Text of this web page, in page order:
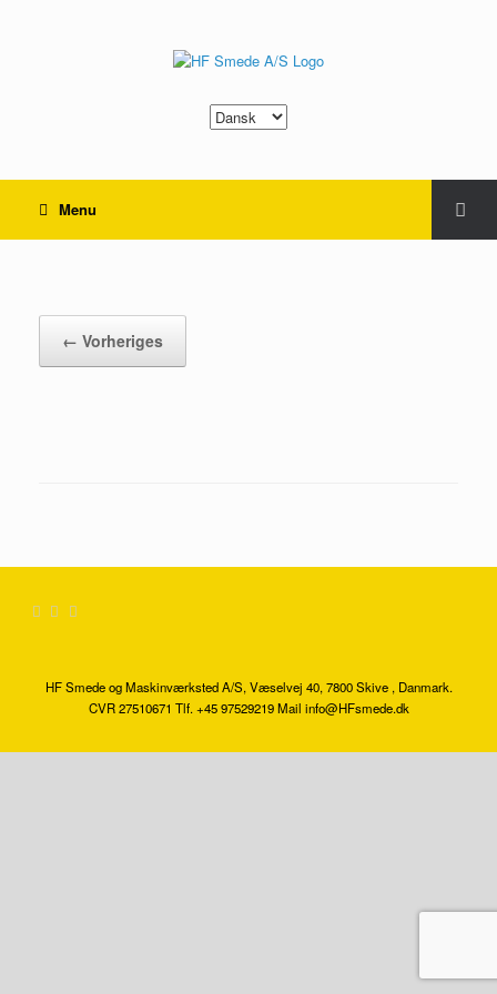
Sprache
auswählen
Menu
← Vorheriges
HF Smede og Maskinværksted A/S, Væselvej 40, 7800 Skive , Danmark.
CVR 27510671 Tlf. +45 97529219 Mail info@HFsmede.dk